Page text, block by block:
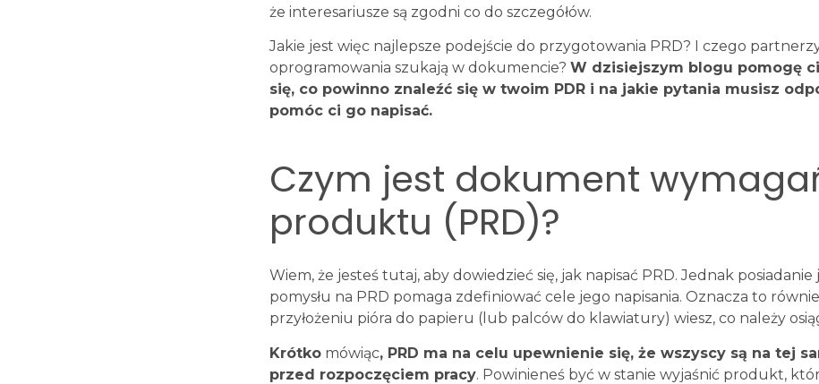
że interesariusze są zgodni co do szczegółów.
Jakie jest więc najlepsze podejście do przygotowania PRD? I czego
oprogramowania szukają w dokumencie?W dzisiejszym blogu pomogę
się, co powinno znaleźć się w twoim PDR i na jakie pytania musisz
pomóc ci go napisać.
Czym jest dokument
produktu (PRD)?
Wiem, że jesteś tutaj, aby dowiedzieć się, jak napisać PRD. Jednak posiadanie
pomysłu na PRD pomaga zdefiniować cele jego napisania. Oznacza to
przyłożeniu pióra do papieru (lub palców do klawiatury) wiesz, co należy
Krótko mówiąc, PRD ma na celu upewnienie się, że wszyscy są na tej
przed rozpoczęciem pracy. Powinieneś być w stanie wyjaśnić produkt,